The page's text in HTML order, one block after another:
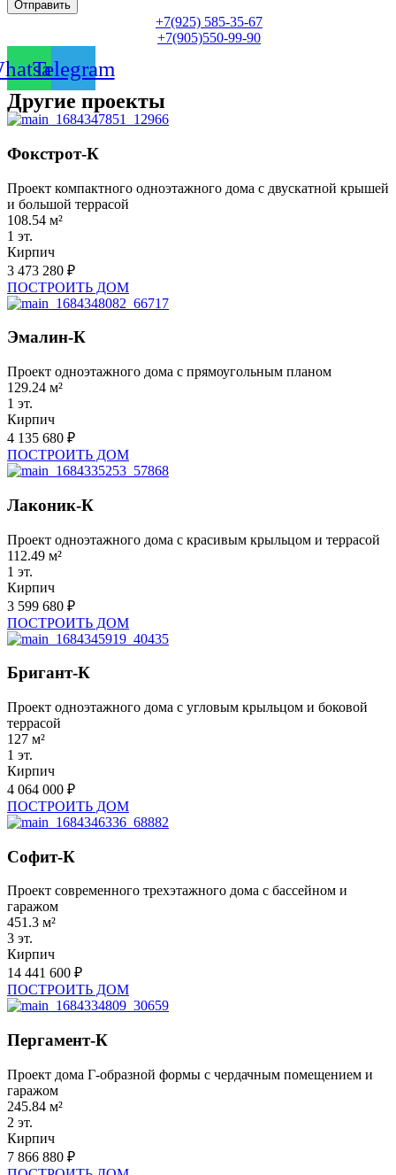
Отправить
+7(925) 585-35-67
+7(905)550-99-90
Telegram
Другие проекты
Фокстрот-К
Проект компактного одноэтажного дома с двускатной крышей
и большой террасой
108.54 м²
1 эт.
Кирпич
3 473 280 ₽
ПОСТРОИТЬ ДОМ
Эмалин-К
Проект одноэтажного дома с прямоугольным планом
129.24 м²
1 эт.
Кирпич
4 135 680 ₽
ПОСТРОИТЬ ДОМ
Лаконик-К
Проект одноэтажного дома с красивым крыльцом и террасой
112.49 м²
1 эт.
Кирпич
3 599 680 ₽
ПОСТРОИТЬ ДОМ
Бригант-К
Проект одноэтажного дома с угловым крыльцом и боковой
террасой
127 м²
1 эт.
Кирпич
4 064 000 ₽
ПОСТРОИТЬ ДОМ
Софит-К
Проект современного трехэтажного дома с бассейном и
гаражом
451.3 м²
3 эт.
Кирпич
14 441 600 ₽
ПОСТРОИТЬ ДОМ
Пергамент-К
Проект дома Г-образной формы с чердачным помещением и
гаражом
245.84 м²
2 эт.
Кирпич
7 866 880 ₽